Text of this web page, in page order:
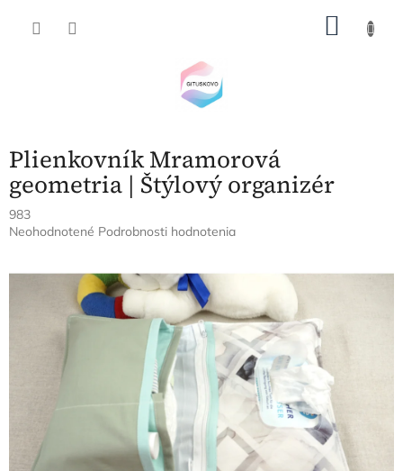
Plienkovník Mramorová
geometria | Štýlový organizér
983
Priemerné
Neohodnotené Podrobnosti hodnotenia